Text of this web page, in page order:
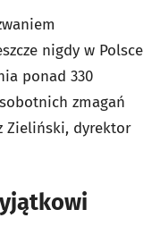
nigdy w Polsce
ponad 330
zmagań
Zieliński, dyrektor